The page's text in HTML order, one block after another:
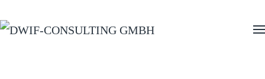
Zum Hauptinhalt springen